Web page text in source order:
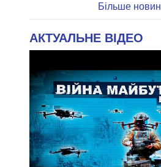
Більше новин
АКТУАЛЬНЕ ВІДЕО